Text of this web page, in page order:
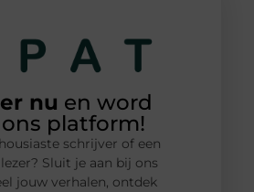
nu en word
platform!
schrijver of een
Sluit je aan bij ons
jouw verhalen, ontdek